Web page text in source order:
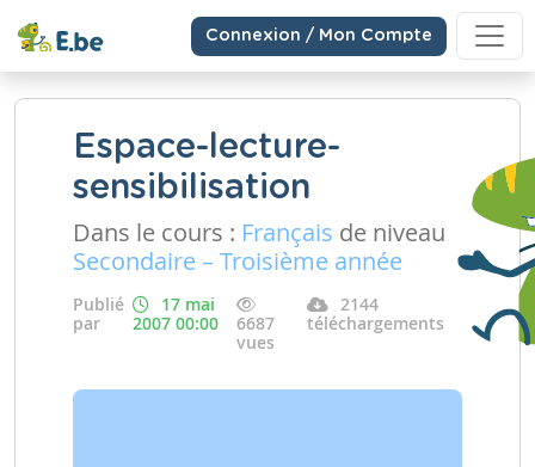
Connexion / Mon Compte
Espace-lecture-
sensibilisation
Dans le cours : Français de niveau
Secondaire – Troisième année
Publié
par
17 mai
2007 00:00
6687
vues
2144
téléchargements